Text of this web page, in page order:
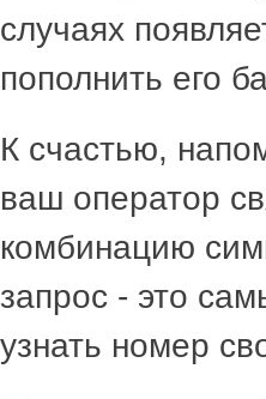
случаях
пополнить его
К счастью,
ваш оператор
комбинацию
запрос - это
узнать номер